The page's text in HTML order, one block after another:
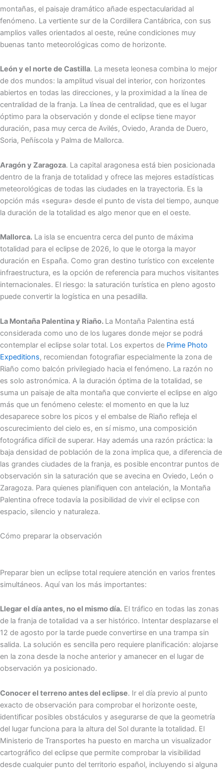
montañas, el paisaje dramático añade espectacularidad al
fenómeno. La vertiente sur de la Cordillera Cantábrica, con sus
amplios valles orientados al oeste, reúne condiciones muy
buenas tanto meteorológicas como de horizonte.
León y el norte de Castilla. La meseta leonesa combina lo mejor
de dos mundos: la amplitud visual del interior, con horizontes
abiertos en todas las direcciones, y la proximidad a la línea de
centralidad de la franja. La línea de centralidad, que es el lugar
óptimo para la observación y donde el eclipse tiene mayor
duración, pasa muy cerca de Avilés, Oviedo, Aranda de Duero,
Soria, Peñíscola y Palma de Mallorca.
Aragón y Zaragoza. La capital aragonesa está bien posicionada
dentro de la franja de totalidad y ofrece las mejores estadísticas
meteorológicas de todas las ciudades en la trayectoria. Es la
opción más «segura» desde el punto de vista del tiempo, aunque
la duración de la totalidad es algo menor que en el oeste.
Mallorca. La isla se encuentra cerca del punto de máxima
totalidad para el eclipse de 2026, lo que le otorga la mayor
duración en España. Como gran destino turístico con excelente
infraestructura, es la opción de referencia para muchos visitantes
internacionales. El riesgo: la saturación turística en pleno agosto
puede convertir la logística en una pesadilla.
La Montaña Palentina y Riaño. La Montaña Palentina está
considerada como uno de los lugares donde mejor se podrá
contemplar el eclipse solar total. Los expertos de Prime Photo
Expeditions, recomiendan fotografiar especialmente la zona de
Riaño como balcón privilegiado hacia el fenómeno. La razón no
es solo astronómica. A la duración óptima de la totalidad, se
suma un paisaje de alta montaña que convierte el eclipse en algo
más que un fenómeno celeste: el momento en que la luz
desaparece sobre los picos y el embalse de Riaño refleja el
oscurecimiento del cielo es, en sí mismo, una composición
fotográfica difícil de superar. Hay además una razón práctica: la
baja densidad de población de la zona implica que, a diferencia de
las grandes ciudades de la franja, es posible encontrar puntos de
observación sin la saturación que se avecina en Oviedo, León o
Zaragoza. Para quienes planifiquen con antelación, la Montaña
Palentina ofrece todavía la posibilidad de vivir el eclipse con
espacio, silencio y naturaleza.
Cómo preparar la observación
Preparar bien un eclipse total requiere atención en varios frentes
simultáneos. Aquí van los más importantes:
Llegar el día antes, no el mismo día. El tráfico en todas las zonas
de la franja de totalidad va a ser histórico. Intentar desplazarse el
12 de agosto por la tarde puede convertirse en una trampa sin
salida. La solución es sencilla pero requiere planificación: alojarse
en la zona desde la noche anterior y amanecer en el lugar de
observación ya posicionado.
Conocer el terreno antes del eclipse. Ir el día previo al punto
exacto de observación para comprobar el horizonte oeste,
identificar posibles obstáculos y asegurarse de que la geometría
del lugar funciona para la altura del Sol durante la totalidad. El
Ministerio de Transportes ha puesto en marcha un visualizador
cartográfico del eclipse que permite comprobar la visibilidad
desde cualquier punto del territorio español, incluyendo si alguna